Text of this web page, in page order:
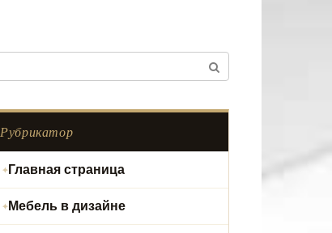
Рубрикатор
Главная страница
Мебель в дизайне